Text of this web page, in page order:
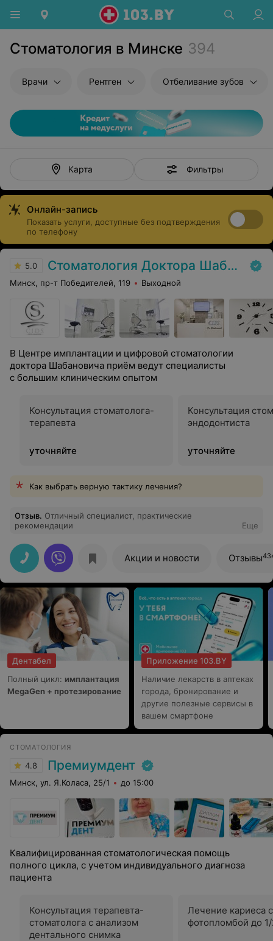
Стоматология в Минске 394
Врачи Рентген Отбеливание зубов
Карта Фильтры
Онлайн-запись
Показать услуги, доступные без подтверждения
по телефону
5.0 Стоматология Доктора Шабановича
Минск, пр-т Победителей, 119 Выходной
В Центре имплантации и цифровой стоматологии
доктора Шабановича приём ведут специалисты
с большим клиническим опытом
Консультация стоматолога-
терапевта
уточняйте
Консультация
эндодонтиста
уточняйте
Как выбрать верную тактику лечения?
Отзыв. Отличный специалист, практические
рекомендации
Еще
Акции и новости Отзывы
Дентабел
Полный цикл: имплантация
MegaGen + протезирование
Приложение 103.BY
Наличие лекарств в аптеках
города, бронирование и
другие полезные сервисы в
вашем смартфоне
СТОМАТОЛОГИЯ
4.8 Премиумдент
Минск, ул. Я.Коласа, 25/1 до 15:00
Квалифицированная стоматологическая помощь
полного цикла, с учетом индивидуального диагноза
пациента
Консультация терапевта-
стоматолога с анализом
дентального снимка
Лечение кариеса с
фотопломбой до 1/